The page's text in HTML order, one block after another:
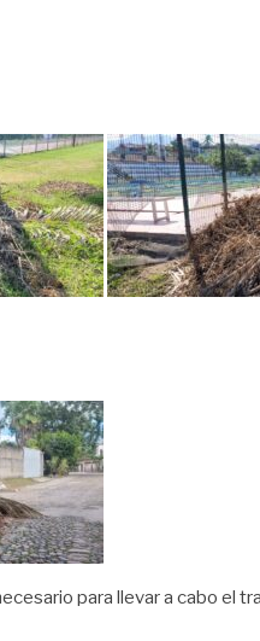
para llevar a cabo el